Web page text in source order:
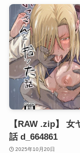
【RAW .zip】
話 d_664861
2025年10月20日